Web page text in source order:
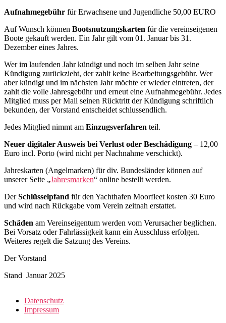
Aufnahmegebühr für Erwachsene und Jugendliche 50,00 EURO
Auf Wunsch können Bootsnutzungskarten für die vereinseigenen
Boote gekauft werden. Ein Jahr gilt vom 01. Januar bis 31.
Dezember eines Jahres.
Wer im laufenden Jahr kündigt und noch im selben Jahr seine
Kündigung zurückzieht, der zahlt keine Bearbeitungsgebühr. Wer
aber kündigt und im nächsten Jahr möchte er wieder eintreten, der
zahlt die volle Jahresgebühr und erneut eine Aufnahmegebühr. Jedes
Mitglied muss per Mail seinen Rücktritt der Kündigung schriftlich
bekunden, der Vorstand entscheidet schlussendlich.
Jedes Mitglied nimmt am Einzugsverfahren teil.
Neuer digitaler Ausweis bei Verlust oder Beschädigung – 12,00
Euro incl. Porto (wird nicht per Nachnahme verschickt).
Jahreskarten (Angelmarken) für div. Bundesländer können auf
unserer Seite „Jahresmarken“ online bestellt werden.
DerSchlüsselpfand für den Yachthafen Moorfleet kosten 30 Euro
und wird nach Rückgabe vom Verein zeitnah erstattet.
Schäden am Vereinseigentum werden vom Verursacher beglichen.
Bei Vorsatz oder Fahrlässigkeit kann ein Ausschluss erfolgen.
Weiteres regelt die Satzung des Vereins.
Der Vorstand
Stand Januar 2025
Datenschutz
Impressum